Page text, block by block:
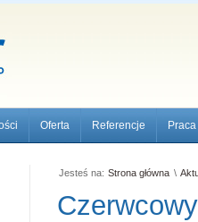
Oferta Referencje Praca
Jesteś na: Strona główna \